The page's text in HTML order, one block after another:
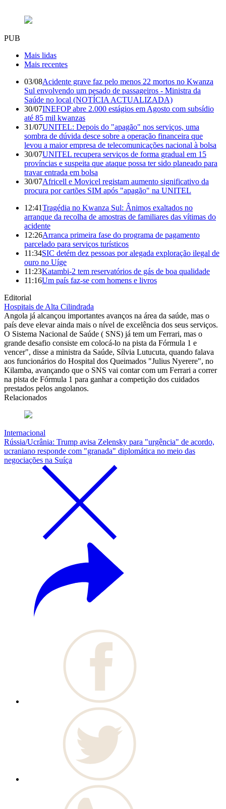
PUB
Mais lidas
Mais recentes
03/08Acidente grave faz pelo menos 22 mortos no Kwanza
Sul envolvendo um pesado de passageiros - Ministra da
Saúde no local (NOTÍCIA ACTUALIZADA)
30/07INEFOP abre 2.000 estágios em Agosto com subsídio
até 85 mil kwanzas
31/07UNITEL: Depois do "apagão" nos serviços, uma
sombra de dúvida desce sobre a operação financeira que
levou a maior empresa de telecomunicações nacional à bolsa
30/07UNITEL recupera serviços de forma gradual em 15
províncias e suspeita que ataque possa ter sido planeado para
travar entrada em bolsa
30/07Africell e Movicel registam aumento significativo da
procura por cartões SIM após "apagão" na UNITEL
12:41Tragédia no Kwanza Sul: Ânimos exaltados no
arranque da recolha de amostras de familiares das vítimas do
acidente
12:26Arranca primeira fase do programa de pagamento
parcelado para serviços turísticos
11:34SIC detém dez pessoas por alegada exploração ilegal de
ouro no Uíge
11:23Katambi-2 tem reservatórios de gás de boa qualidade
11:16Um país faz-se com homens e livros
Editorial
Hospitais de Alta Cilindrada
Angola já alcançou importantes avanços na área da saúde, mas o
país deve elevar ainda mais o nível de excelência dos seus serviços.
O Sistema Nacional de Saúde ( SNS) já tem um Ferrari, mas o
grande desafio consiste em colocá-lo na pista da Fórmula 1 e
vencer", disse a ministra da Saúde, Sílvia Lutucuta, quando falava
aos funcionários do Hospital dos Queimados "Julius Nyerere", no
Kilamba, avançando que o SNS vai contar com um Ferrari a correr
na pista de Fórmula 1 para ganhar a competição dos cuidados
prestados pelos angolanos.
Relacionados
Internacional
Rússia/Ucrânia: Trump avisa Zelensky para "urgência" de acordo,
ucraniano responde com "granada" diplomática no meio das
negociações na Suíça